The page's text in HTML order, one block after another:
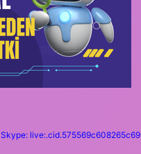
Skype: live:.cid.575569c608265c69